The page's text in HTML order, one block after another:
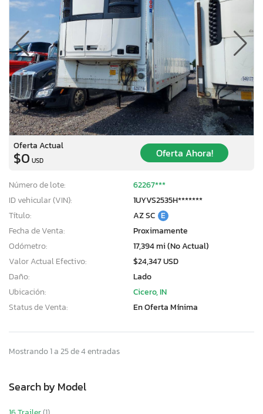
Oferta Actual
$0 USD
Oferta Ahora!
Número de lote:
62267***
ID vehicular (VIN):
1UYVS2535H*******
Título:
AZ SC E
Fecha de Venta:
Proximamente
Odómetro:
17,394 mi (No Actual)
Valor Actual Efectivo:
$24,347 USD
Daño:
Lado
Ubicación:
Cicero, IN
Status de Venta:
En Oferta Mínima
Mostrando 1 a 25 de 4 entradas
Search by Model